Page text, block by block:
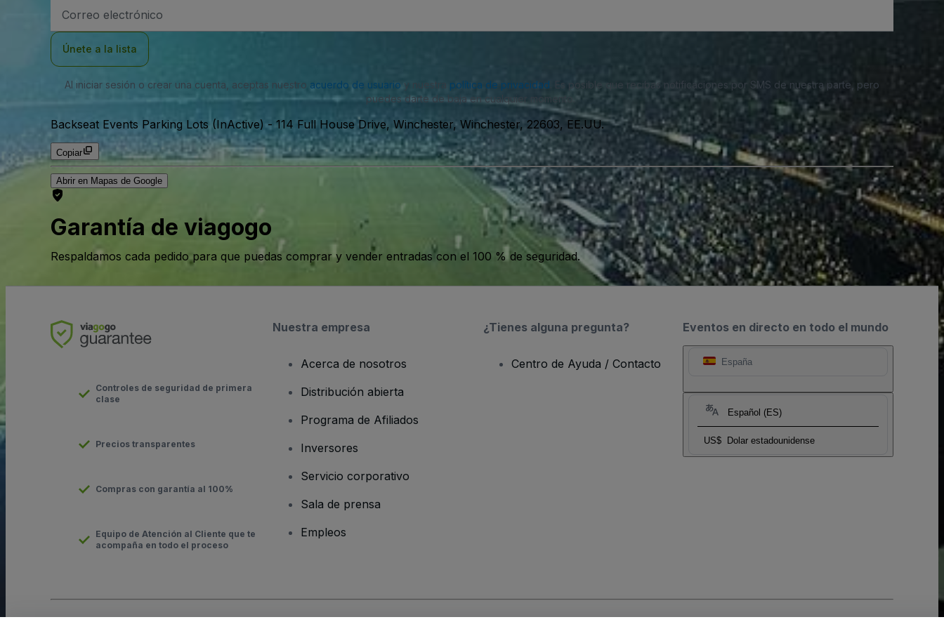
de
Únete a la lista
Al iniciar sesión o crear una cuenta, aceptas nuestro acuerdo de usuarioy nuestra política de privacidad . Es posible que recibas notificaciones por SMS de nuestra parte, pero
puedes darte de baja en cualquier momento.
Backseat Events Parking Lots (InActive) - 114 Full House Drive, Winchester, Winchester, 22603, EE.UU.
Copiar
Abrir en Mapas de Google
Garantía de viagogo
Respaldamos cada pedido para que puedas comprar y vender entradas con el 100 % de seguridad.
Eventos en directo en todo el mundo
España
Español (ES)
US$ Dolar estadounidense
Controles de seguridad de primera
clase
Precios transparentes
Compras con garantía al 100%
Equipo de Atención al Cliente que te
acompaña en todo el proceso
Nuestra empresa
Acerca de nosotros
Distribución abierta
Programa de Afiliados
Inversores
Servicio corporativo
Sala de prensa
Empleos
¿Tienes alguna pregunta?
Centro de Ayuda / Contacto